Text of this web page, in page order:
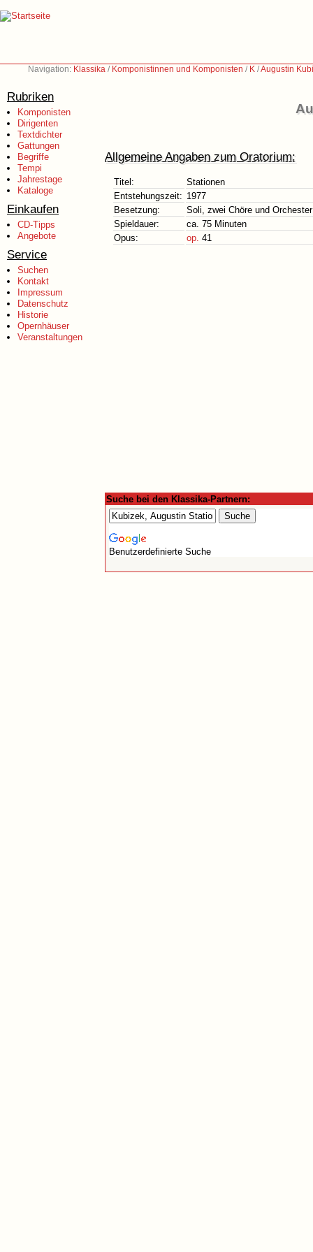
Navigation: Klassika / Komponistinnen und Komponisten / K /Augustin
Rubriken
Komponisten
Dirigenten
Textdichter
Gattungen
Begriffe
Tempi
Jahrestage
Kataloge
Einkaufen
CD-Tipps
Angebote
Service
Suchen
Kontakt
Impressum
Datenschutz
Historie
Opernhäuser
Veranstaltungen
Allgemeine Angaben zum Oratorium:
Titel:
Stationen
Entstehungszeit: 1977
Besetzung:
Soli, zwei Chöre und Orchester
Spieldauer:
ca. 75 Minuten
Opus:
op. 41
Suche bei den Klassika-Partnern:
Benutzerdefinierte Suche